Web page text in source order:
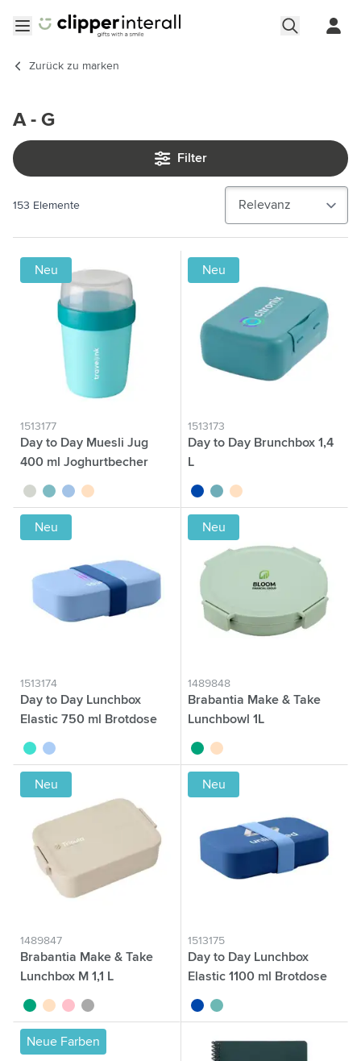
Zurück zu marken
A - G
Filter
153 Elemente
Neu
1513177
Day to Day Muesli Jug
400 ml Joghurtbecher
vert tilleul
vert bleu beige
Neu
1513173
Day to Day Brunchbox 1,4
L
bleu cobalt
vert beige
Neu
1513174
Day to Day Lunchbox
Elastic 750 ml Brotdose
turquoise
bleu
Neu
1489848
Brabantia Make & Take
Lunchbowl 1L
vert jade
beige
Neu
1489847
Brabantia Make & Take
Lunchbox M 1,1 L
vert jade
beigerose gris foncé
Neu
1513175
Day to Day Lunchbox
Elastic 1100 ml Brotdose
bleu cobalt
vert
Neue Farben